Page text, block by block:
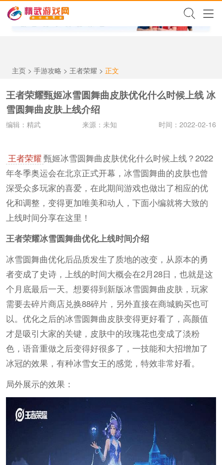
✕
主页> 手游攻略 > 王者荣耀 > 正文
王者荣耀甄姬冰雪圆舞曲皮肤优化什么时候上线 冰
雪圆舞曲皮肤上线介绍
编辑：精武 来源：未知 时间：2022-02-16
王者荣耀 甄姬冰雪圆舞曲皮肤优化什么时候上线？2022
年冬季奥运会在北京正式开幕，冰雪圆舞曲的皮肤也曾
深受众多玩家的喜爱，在此期间游戏也做出了相应的优
化和调整，变得更加唯美和动人，下面小编就将大致的
上线时间分享在这里！
王者荣耀冰雪圆舞曲优化上线时间介绍
冰雪圆舞曲优化后品质发生了质地的改变，从原本的勇
者变成了史诗，上线的时间大概会在2月28日，也就是这
个月底最后一天。想要得到新版冰雪圆舞曲皮肤，玩家
需要去碎片商店兑换88碎片，另外直接在商城购买也可
以。优化之后的冰雪圆舞曲皮肤变得更好看了，高颜值
才是吸引大家的关键，皮肤中的玫瑰花也变成了淡粉
色，语音重做之后变得好很多了，一技能和大招增加了
冰冠的效果，有种冰雪女王的感觉，特效非常好看。
局外展示的效果：